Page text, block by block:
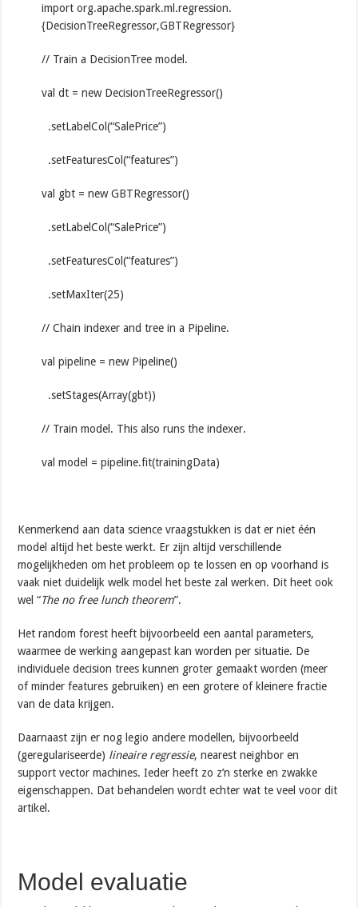
import org.apache.spark.ml.regression.
{DecisionTreeRegressor,GBTRegressor}
// Train a DecisionTree model.
val dt = new DecisionTreeRegressor()
.setLabelCol(“SalePrice”)
.setFeaturesCol(“features”)
val gbt = new GBTRegressor()
.setLabelCol(“SalePrice”)
.setFeaturesCol(“features”)
.setMaxIter(25)
// Chain indexer and tree in a Pipeline.
val pipeline = new Pipeline()
.setStages(Array(gbt))
// Train model. This also runs the indexer.
val model = pipeline.fit(trainingData)
Kenmerkend aan data science vraagstukken is dat er niet één
model altijd het beste werkt. Er zijn altijd verschillende
mogelijkheden om het probleem op te lossen en op voorhand is
vaak niet duidelijk welk model het beste zal werken. Dit heet ook
wel “The no free lunch theorem”.
Het random forest heeft bijvoorbeeld een aantal parameters,
waarmee de werking aangepast kan worden per situatie. De
individuele decision trees kunnen groter gemaakt worden (meer
of minder features gebruiken) en een grotere of kleinere fractie
van de data krijgen.
Daarnaast zijn er nog legio andere modellen, bijvoorbeeld
(geregulariseerde) lineaire regressie, nearest neighbor en
support vector machines. Ieder heeft zo z’n sterke en zwakke
eigenschappen. Dat behandelen wordt echter wat te veel voor dit
artikel.
Model evaluatie